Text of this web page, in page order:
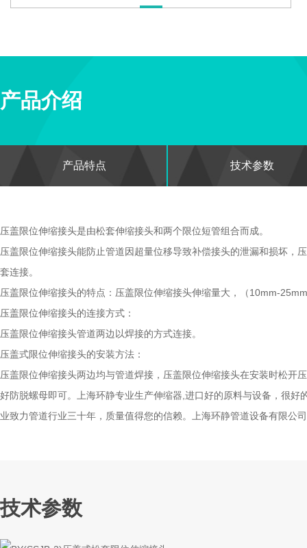
产品介绍
产品特点 技术参数
压盖限位伸缩接头是由松套伸缩接头和两个限位短管组合而成。
压盖限位伸缩接头能防止管道因超量位移导致补偿接头的泄漏和损坏，
套连接。
压盖限位伸缩接头的特点：压盖限位伸缩接头伸缩量大，（10mm-
压盖限位伸缩接头的连接方式：
压盖限位伸缩接头管道两边以焊接的方式连接。
压盖式限位伸缩接头的安装方法：
压盖限位伸缩接头两边均与管道焊接，压盖限位伸缩接头在安装时松开
好防脱螺母即可。上海环静专业生产伸缩器 ,进口好的原料与设备，很好
业致力管道行业三十年，质量值得您的信赖。上海环静管道设备有限公
技术参数